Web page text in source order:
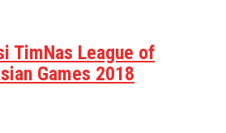
TimNas League of
Games 2018